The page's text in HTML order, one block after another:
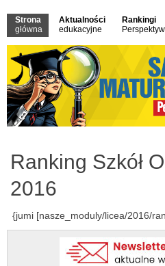
Strona
główna
Aktualności
edukacyjne
Rankingi
Perspektyw
Ranking Szkół
2016
{jumi [nasze_moduly/licea/2016/